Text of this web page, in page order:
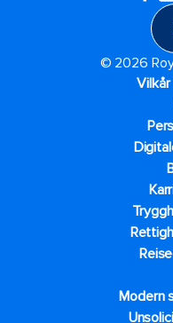
© 2026
Modern